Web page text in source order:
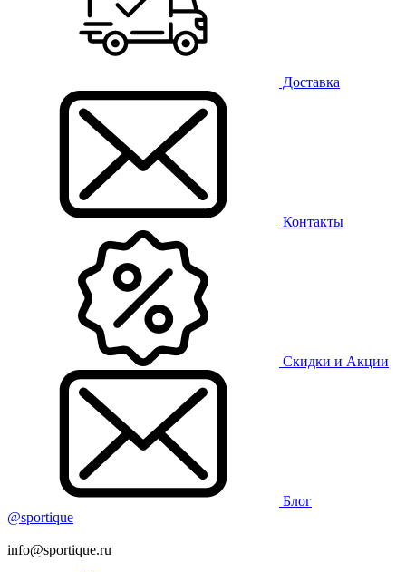
Доставка
Контакты
Скидки и Акции
Блог
@sportique
info@sportique.ru